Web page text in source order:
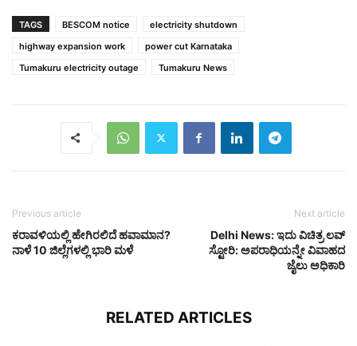
TAGS BESCOM notice
electricity shutdown
highway expansion work
power cut Karnataka
Tumakuru electricity outage
Tumakuru News
Previous article
ಕರಾವಳಿಯಲ್ಲಿ ಹೇಗಿರಲಿದೆ ಹವಾಮಾನ?
ನಾಳೆ 10 ಜಿಲ್ಲೆಗಳಲ್ಲಿ ಭಾರಿ ಮಳೆ
Next article
Delhi News: ಇದು ವಿಚಿತ್ರ ಲವ್
ಸ್ಟೋರಿ: ಅಪರಾಧಿಯನ್ನೇ ವಿವಾಹದ
ಜೈಲು ಅಧಿಕಾರಿ
RELATED ARTICLES